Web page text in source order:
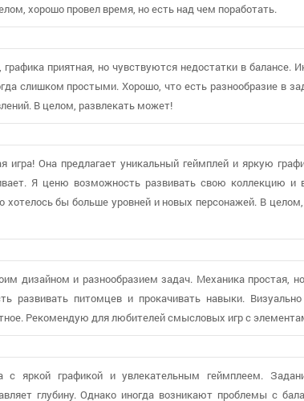
хорошо провел время, но есть над чем поработать.
графика приятная, но чувствуются недостатки в
слишком простыми. Хорошо, что есть разнообразие в
В целом, развлекать может!
игра! Она предлагает уникальный геймплей и яркую
Я ценю возможность развивать свою коллекцию и
хотелось бы больше уровней и новых персонажей. В
дизайном и разнообразием задач. Механика простая,
развивать питомцев и прокачивать навыки.
Рекомендую для любителей смысловых игр с
с яркой графикой и увлекательным геймплеем.
глубину. Однако иногда возникают проблемы с